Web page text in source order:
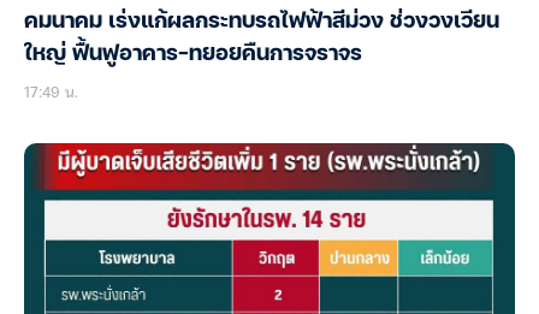
คมนาคม เร่งแก้ผลกระทบรถไฟฟ้าสีม่วง ช่วงวงเวียน
ใหญ่ ฟื้นฟูอาคาร-ทยอยคืนการจราจร
17:49 น.